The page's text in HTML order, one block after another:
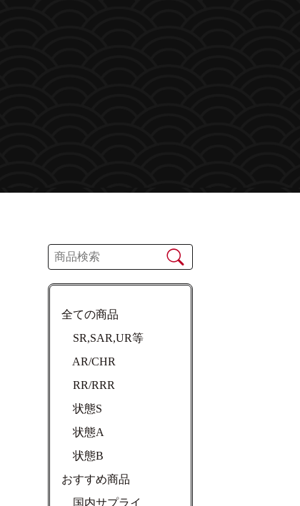
全ての商品
SR,SAR,UR等
AR/CHR
RR/RRR
状態S
状態A
状態B
おすすめ商品
国内サプライ